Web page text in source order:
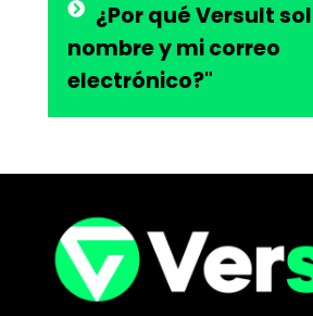
¿Por qué Versult
nombre y mi correo
electrónico?"